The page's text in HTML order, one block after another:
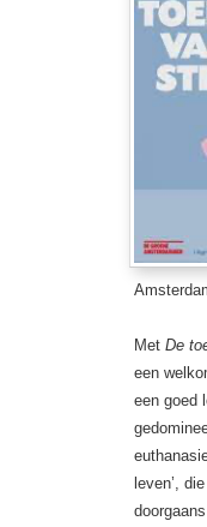
Met De
een
een goed
leven’,